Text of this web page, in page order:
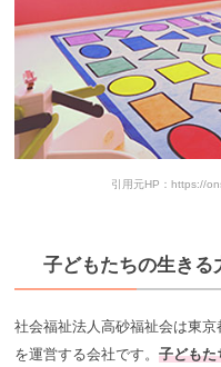
引用元HP：https://
子どもたちの生きる
社会福祉法人高砂福祉会は東
を運営する会社です。子どもた